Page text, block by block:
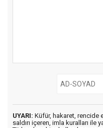
UYARI: Küfür, hakaret, rencide
saldırı içeren, imla kuralları ile